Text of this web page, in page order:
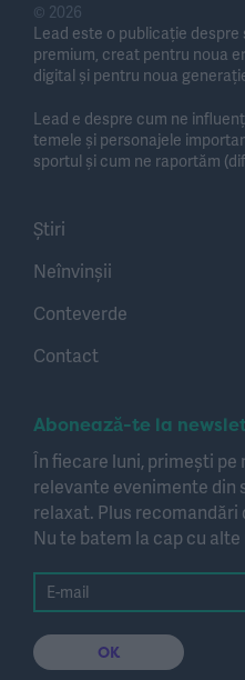
© 2026
Lead este o publicație
premium, creat pentru noua
digital și pentru noua
Lead e despre cum ne
temele și personajele
sportul și cum ne raportăm
Știri
Neînvinșii
Conteverde
Contact
Abonează-te la
În fiecare luni, primești pe
relevante evenimente din
relaxat. Plus
Nu te batem la cap cu